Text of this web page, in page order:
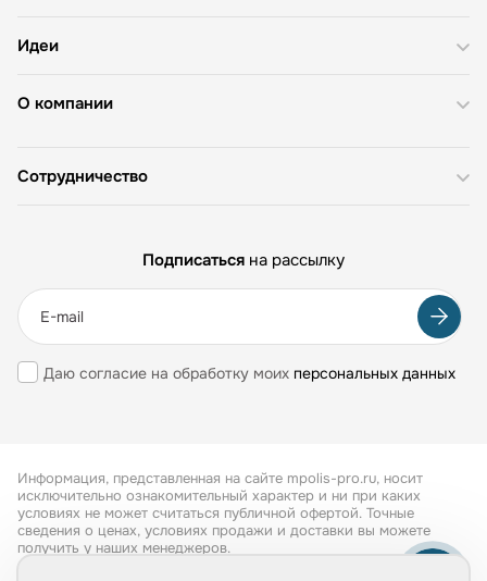
О компании
Идеи
Сотрудничество
Подписаться на рассылку
Даю согласие на обработку моих персональных данных
Информация, представленная на сайте mpolis-pro.ru, носит
исключительно ознакомительный характер и ни при каких
условиях не может считаться публичной офертой. Точные
сведения о ценах, условиях продажи и доставки вы можете
получить у наших менеджеров.